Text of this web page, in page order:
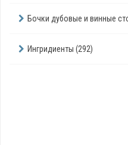
Бочки дубовые и винные
Ингридиенты (292)